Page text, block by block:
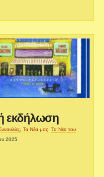
εκδήλωση
,Τα Νέα μας ,Τα Νέα του
2025